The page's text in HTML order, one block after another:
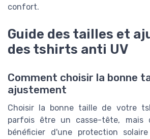
confort.
Guide des tailles et
des tshirts anti UV
Comment choisir la bonne
ajustement
Choisir la bonne taille de votre
parfois être un casse-tête, mais
bénéficier d'une protection